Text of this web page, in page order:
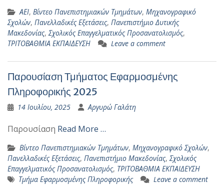
ΑΕΙ, Βίντεο Πανεπιστημιακών Τμημάτων, Μηχανογραφικό
Σχολών, Πανελλαδικές Εξετάσεις, Πανεπιστήμιο Δυτικής
Μακεδονίας,Σχολικός Επαγγελματικός Προσανατολισμός,
ΤΡΙΤΟΒΑΘΜΙΑ ΕΚΠΑΙΔΕΥΣΗ
Leave a comment
Παρουσίαση Τμήματος Εφαρμοσμένης
Πληροφορικής 2025
14 Ιουλίου, 2025 Αργυρώ Γαλάτη
Παρουσίαση Read More …
Βίντεο Πανεπιστημιακών Τμημάτων, Μηχανογραφικό Σχολών,
Πανελλαδικές Εξετάσεις, Πανεπιστήμιο Μακεδονίας,Σχολικός
Επαγγελματικός Προσανατολισμός, ΤΡΙΤΟΒΑΘΜΙΑ ΕΚΠΑΙΔΕΥΣΗ
Τμήμα Εφαρμοσμένης Πληροφορικής
Leave a comment